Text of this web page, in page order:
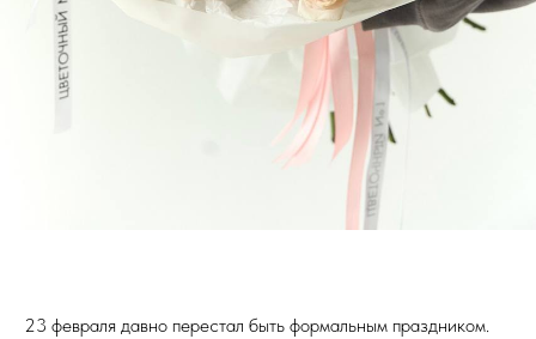
23 февраля давно перестал быть формальным праздником.